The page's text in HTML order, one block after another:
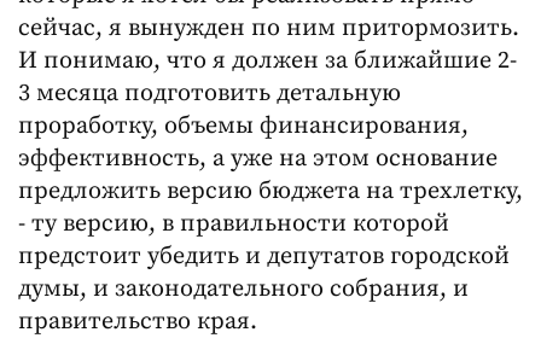
сейчас, я вынужден по ним притормозить.
И понимаю, что я должен за ближайшие 2-
3 месяца подготовить детальную
проработку, объемы финансирования,
эффективность, а уже на этом основание
предложить версию бюджета на трехлетку,
- ту версию, в правильности которой
предстоит убедить и депутатов городской
думы, и законодательного собрания, и
правительство края.